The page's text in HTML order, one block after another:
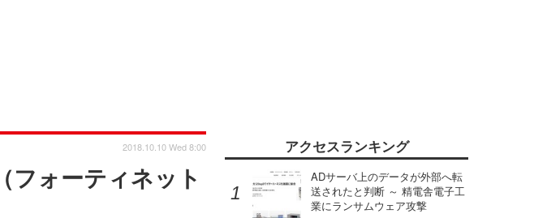
フォーティネット
2018.10.10 Wed 8:00 アクセスランキング
ADサーバ上のデータが外部へ転
送されたと判断 ～ 精電舎電子工
業にランサムウェア攻撃